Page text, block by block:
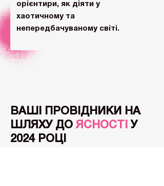
орієнтири, як діяти у
хаотичному та
непередбачуваному світі.
ВАШІ ПРОВІДНИКИ НА
ШЛЯХУ ДОЯСНОСТІ
У
2024 РОЦІ